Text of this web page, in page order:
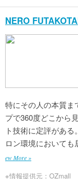
NERO
特にその人の本質ま
プで360度どこから
ト技術に定評があ
ロン環境において
ew More »
※情報提供元：OZmall